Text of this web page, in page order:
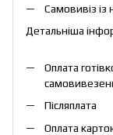
Самовивіз із
Детальніша
Оплата
Післяплата
Оплата